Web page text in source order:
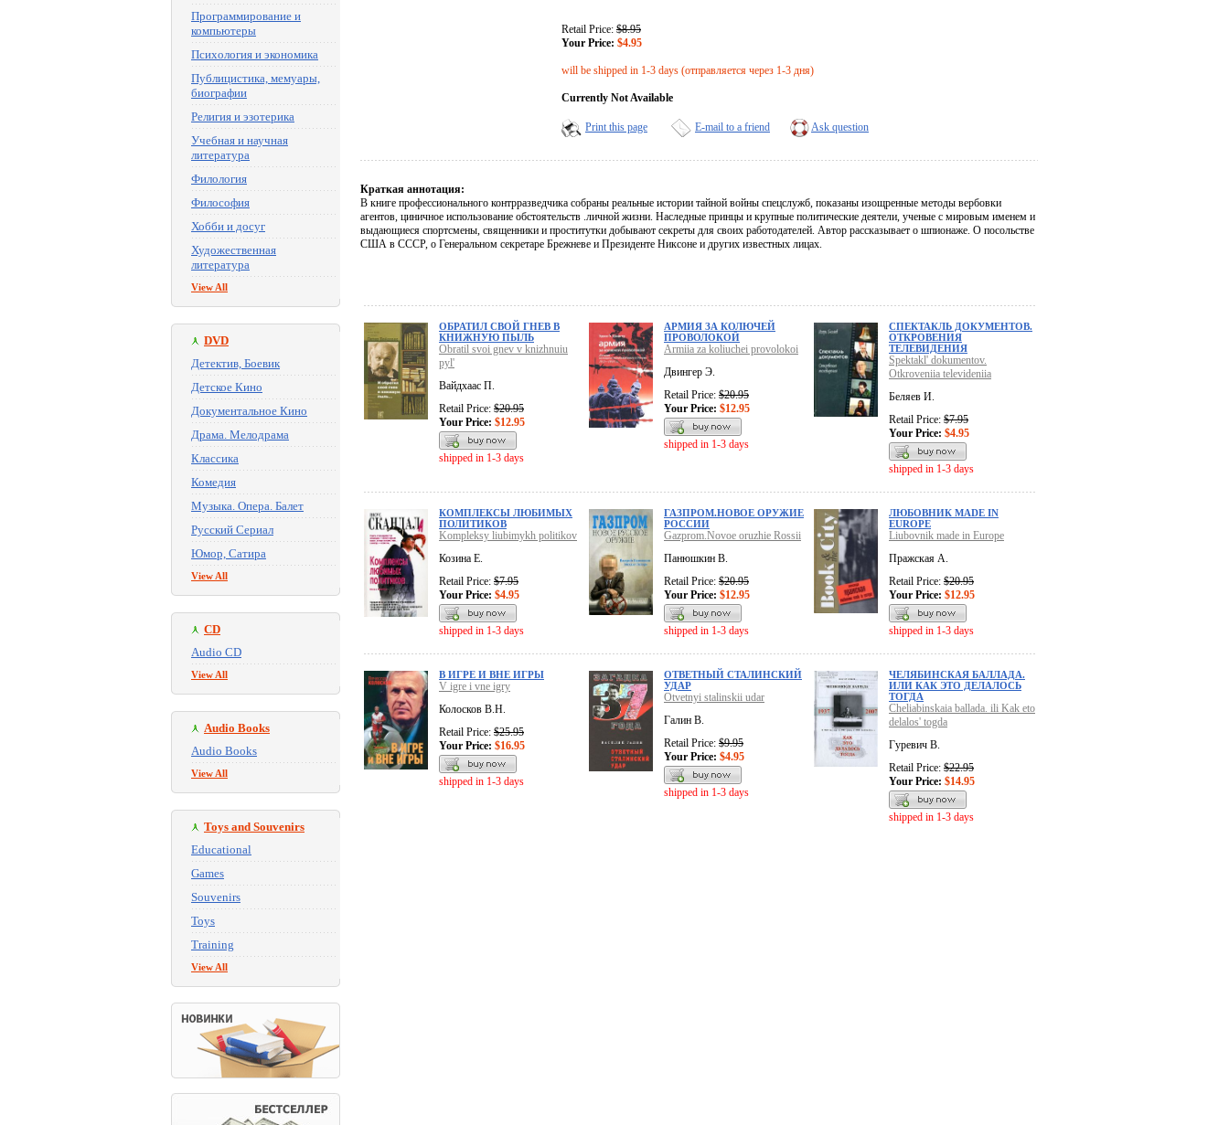
Программирование и
компьютеры
Психология и экономика
Публицистика, мемуары,
биографии
Религия и эзотерика
Учебная и научная
литература
Филология
Философия
Хобби и досуг
Художественная
литература
View All
DVD
Детектив, Боевик
Детское Кино
Документальное Кино
Драма. Мелодрама
Классика
Комедия
Музыка. Опера. Балет
Русский Сериал
Юмор, Сатира
View All
CD
Audio CD
View All
Audio Books
Audio Books
View All
Toys and Souvenirs
Educational
Games
Souvenirs
Toys
Training
View All
Retail Price: $8.95
Your Price: $4.95
will be shipped in 1-3 days (отправляется через 1-3 дня)
Currently Not Available
Print this page E-mail to a friend Ask question
Краткая аннотация:
В книге профессионального контрразведчика собраны реальные истории тайной войны спецслужб, показаны изощренные методы вербовки
агентов, циничное использование обстоятельств .личной жизни. Наследные принцы и крупные политические деятели, ученые с мировым именем и
выдающиеся спортсмены, священники и проститутки добывают секреты для своих работодателей. Автор рассказывает о шпионаже. О посольстве
США в СССР, о Генеральном секретаре Брежневе и Президенте Никсоне и других известных лицах.
ОБРАТИЛ СВОЙ ГНЕВ В
КНИЖНУЮ ПЫЛЬ
Obratil svoi gnev v knizhnuiu
pyl'
Вайдхаас П.
Retail Price: $20.95
Your Price: $12.95
shipped in 1-3 days
АРМИЯ ЗА КОЛЮЧЕЙ
ПРОВОЛОКОЙ
Armiia za koliuchei provolokoi
Двингер Э.
Retail Price: $20.95
Your Price: $12.95
shipped in 1-3 days
СПЕКТАКЛЬ ДОКУМЕНТОВ.
ОТКРОВЕНИЯ
ТЕЛЕВИДЕНИЯ
Spektakl' dokumentov.
Otkroveniia televideniia
Беляев И.
Retail Price: $7.95
Your Price: $4.95
shipped in 1-3 days
КОМПЛЕКСЫ ЛЮБИМЫХ
ПОЛИТИКОВ
Kompleksy liubimykh politikov
Козина Е.
Retail Price: $7.95
Your Price: $4.95
shipped in 1-3 days
ГАЗПРОМ.НОВОЕ ОРУЖИЕ
РОССИИ
Gazprom.Novoe oruzhie Rossii
Панюшкин В.
Retail Price: $20.95
Your Price: $12.95
shipped in 1-3 days
ЛЮБОВНИК MADE IN
EUROPE
Liubovnik made in Europe
Пражская А.
Retail Price: $20.95
Your Price: $12.95
shipped in 1-3 days
В ИГРЕ И ВНЕ ИГРЫ
V igre i vne igry
Колосков В.Н.
Retail Price: $25.95
Your Price: $16.95
shipped in 1-3 days
ОТВЕТНЫЙ СТАЛИНСКИЙ
УДАР
Otvetnyi stalinskii udar
Галин В.
Retail Price: $9.95
Your Price: $4.95
shipped in 1-3 days
ЧЕЛЯБИНСКАЯ БАЛЛАДА.
ИЛИ КАК ЭТО ДЕЛАЛОСЬ
ТОГДА
Cheliabinskaia ballada. ili Kak eto
delalos' togda
Гуревич В.
Retail Price: $22.95
Your Price: $14.95
shipped in 1-3 days